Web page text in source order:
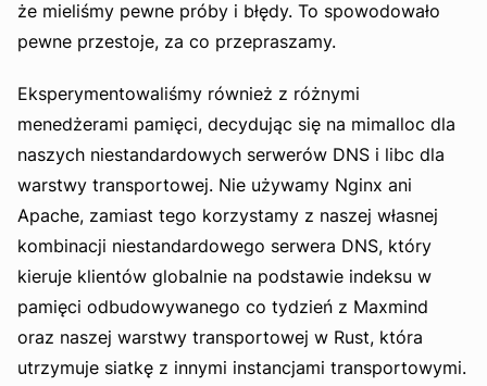
że mieliśmy pewne próby i błędy. To spowodowało
pewne przestoje, za co przepraszamy.
Eksperymentowaliśmy również z różnymi
menedżerami pamięci, decydując się na mimalloc dla
naszych niestandardowych serwerów DNS i libc dla
warstwy transportowej. Nie używamy Nginx ani
Apache, zamiast tego korzystamy z naszej własnej
kombinacji niestandardowego serwera DNS, który
kieruje klientów globalnie na podstawie indeksu w
pamięci odbudowywanego co tydzień z Maxmind
oraz naszej warstwy transportowej w Rust, która
utrzymuje siatkę z innymi instancjami transportowymi.